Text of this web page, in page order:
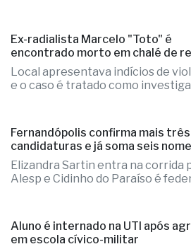
Ex-radialista Marcelo "Toto" é
encontrado morto em chalé de
Local apresentava indícios de
e o caso é tratado como
Fernandópolis confirma mais três
candidaturas e já soma seis
Elizandra Sartin entra na corrida
Alesp e Cidinho do Paraíso é
Aluno é internado na UTI após
em escola cívico-militar